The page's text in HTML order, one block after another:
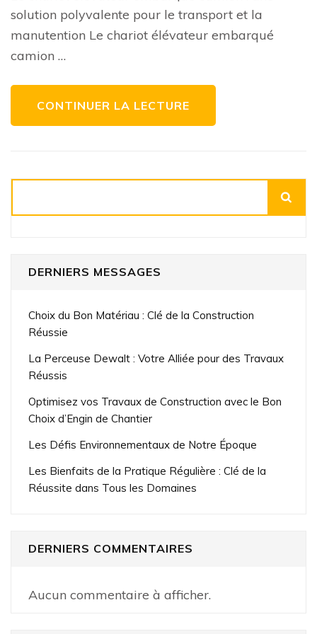
l’alliance
parfaite
solution polyvalente pour le transport et la
manutention Le chariot élévateur embarqué
camion …
CONTINUER LA LECTURE
DERNIERS MESSAGES
Choix du Bon Matériau : Clé de la Construction
Réussie
La Perceuse Dewalt : Votre Alliée pour des Travaux
Réussis
Optimisez vos Travaux de Construction avec le Bon
Choix d’Engin de Chantier
Les Défis Environnementaux de Notre Époque
Les Bienfaits de la Pratique Régulière : Clé de la
Réussite dans Tous les Domaines
DERNIERS COMMENTAIRES
Aucun commentaire à afficher.